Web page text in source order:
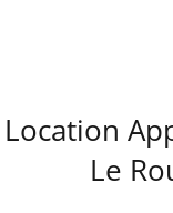
Location
Le